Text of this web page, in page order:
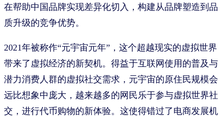
在帮助中国品牌实现差异化切入，构建从品牌塑造到品
质升级的竞争优势。
2021年被称作“元宇宙元年”，这个超越现实的虚拟世界
带来了虚拟经济的新契机。得益于互联网使用的普及与
潜力消费人群的虚拟社交需求，元宇宙的原住民规模会
远比想象中庞大，越来越多的网民乐于参与虚拟世界社
交，进行代币购物的新体验。这使得错过了电商发展机